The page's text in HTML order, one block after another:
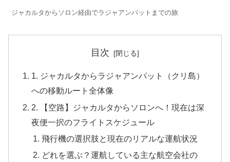
ジャカルタからソロン経由でラジャアンパットまでの旅
目次
1. ジャカルタからラジャアンパット（クリ島）
への移動ルート全体像
2. 【空路】ジャカルタからソロンへ！現在は深
夜便一択のフライトスケジュール
飛行機の選択肢と現在のリアルな運航状況
どれを選ぶ？運航している主な航空会社の